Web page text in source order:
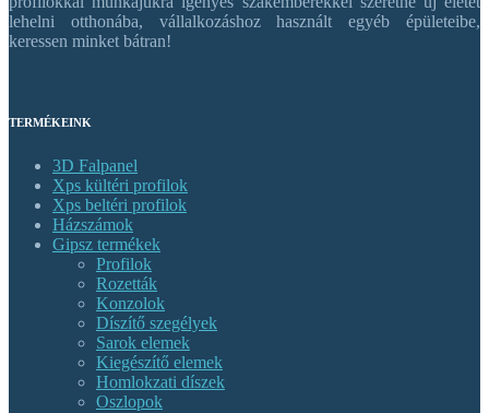
lehelni otthonába, vállalkozáshoz használt egyéb épületeibe,
keressen minket bátran!
TERMÉKEINK
3D Falpanel
Xps kültéri profilok
Xps beltéri profilok
Házszámok
Gipsz termékek
Profilok
Rozetták
Konzolok
Díszítő szegélyek
Sarok elemek
Kiegészítő elemek
Homlokzati díszek
Oszlopok